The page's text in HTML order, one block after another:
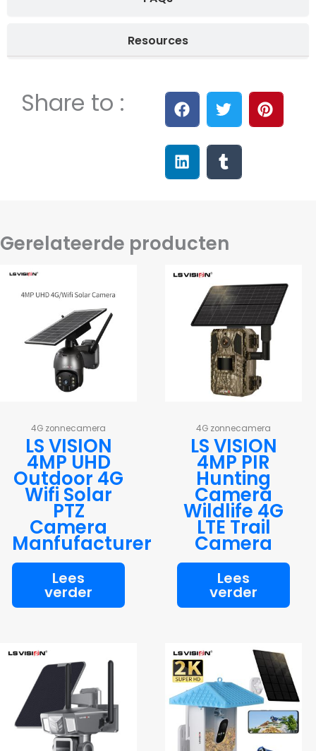
Resources
Share to :
Gerelateerde producten
4G zonnecamera
LS VISION
4MP UHD
Outdoor 4G
Wifi Solar
PTZ
Camera
Manfufacturer
Lees
verder
4G zonnecamera
LS VISION
4MP PIR
Hunting
Camera
Wildlife 4G
LTE Trail
Camera
Lees
verder